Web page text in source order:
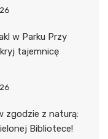
w Parku Przy
tajemnicę
zgodzie z naturą:
Bibliotece!